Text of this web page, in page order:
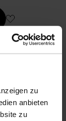
zu
anbieten
zu